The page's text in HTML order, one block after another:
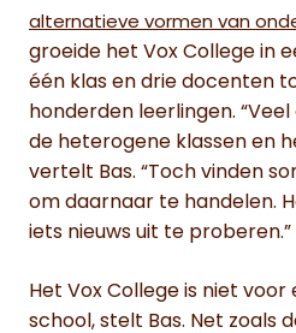
alternatieve vormen van
groeide het Vox College in
één klas en drie docenten
honderden leerlingen.
de heterogene klassen en
vertelt Bas. “Toch vinden
om daarnaar te handelen.
iets nieuws uit te proberen.”
Het Vox College is niet voor
school, stelt Bas. Net zoals